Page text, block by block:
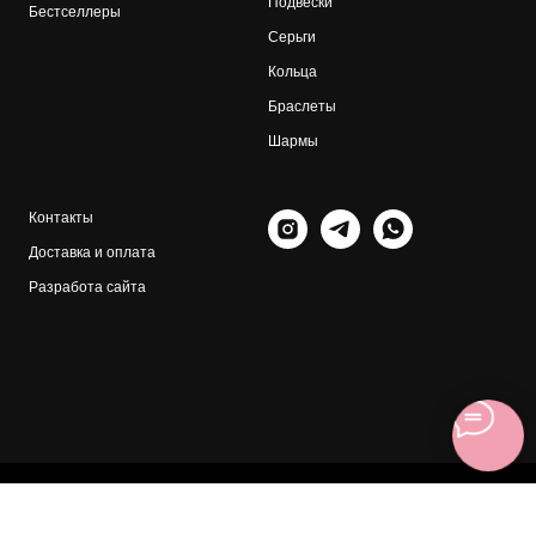
Бестселлеры
Серьги
Кольца
Браслеты
Шармы
Контакты
Доставка и оплата
Разработа сайта